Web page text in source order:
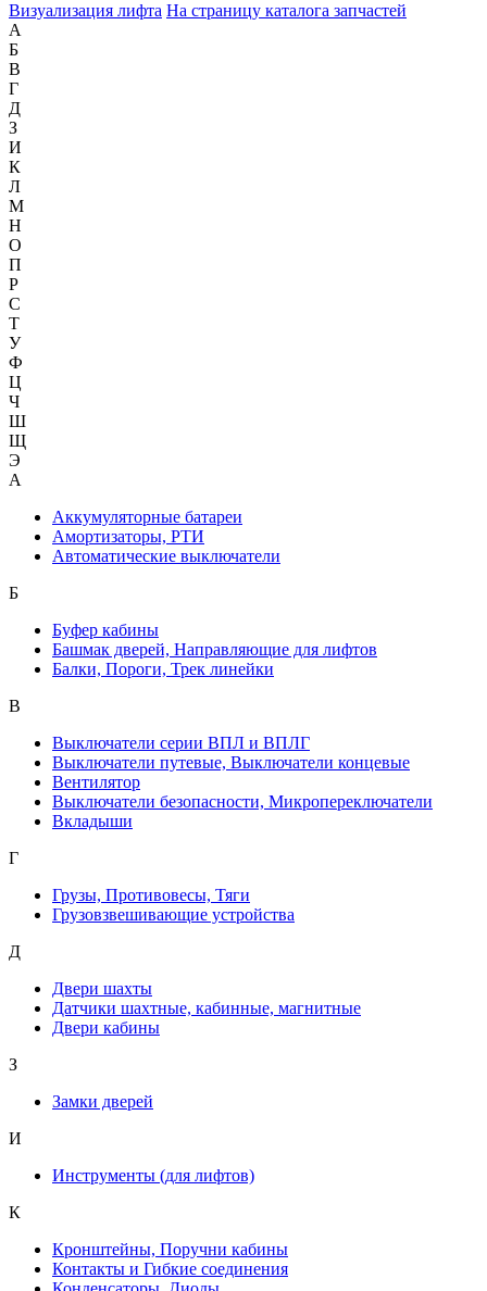
Визуализация лифта На страницу каталога запчастей
А
Б
В
Г
Д
З
И
К
Л
М
Н
О
П
Р
С
Т
У
Ф
Ц
Ч
Ш
Щ
Э
А
Аккумуляторные батареи
Амортизаторы, РТИ
Автоматические выключатели
Б
Буфер кабины
Башмак дверей, Направляющие для лифтов
Балки, Пороги, Трек линейки
В
Выключатели серии ВПЛ и ВПЛГ
Выключатели путевые, Выключатели концевые
Вентилятор
Выключатели безопасности, Микропереключатели
Вкладыши
Г
Грузы, Противовесы, Тяги
Грузовзвешивающие устройства
Д
Двери шахты
Датчики шахтные, кабинные, магнитные
Двери кабины
З
Замки дверей
И
Инструменты (для лифтов)
К
Кронштейны, Поручни кабины
Контакты и Гибкие соединения